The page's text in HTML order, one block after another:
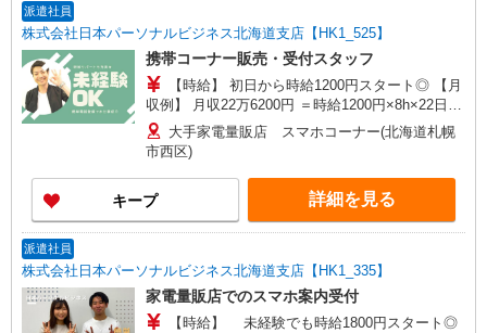
派遣社員
株式会社日本パーソナルビジネス北海道支店【HK1_525】
携帯コーナー販売・受付スタッフ
【時給】 初日から時給1200円スタート◎ 【月
収例】 月収22万6200円 ＝時給1200円×8h×22日＋
残(10h) ●交通費支給(規定有) ●残業手当（時給
×1.25） ●各種手当支給 各種社会保険完備/年次有
給休暇/昇給制度 時間外手当/制服貸与/携帯電話割
引 無料の健康診断/介護・育児休暇など充実★
大手家電量販店 スマホコーナー(北海道札幌
市西区)
キープ 詳細を見る
派遣社員
株式会社日本パーソナルビジネス北海道支店【HK1_335】
家電量販店でのスマホ案内受付
【時給】 未経験でも時給1800円スタート◎